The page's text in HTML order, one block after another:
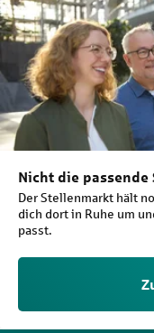
Nicht die passende
Der Stellenmarkt hält
dich dort in Ruhe um
passt.